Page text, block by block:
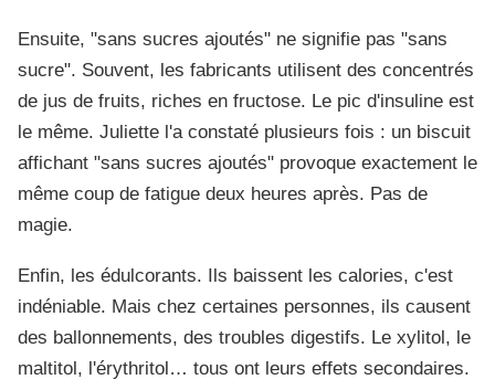
Ensuite, "sans sucres ajoutés" ne signifie pas "sans
sucre". Souvent, les fabricants utilisent des concentrés
de jus de fruits, riches en fructose. Le pic d'insuline est
le même. Juliette l'a constaté plusieurs fois : un biscuit
affichant "sans sucres ajoutés" provoque exactement le
même coup de fatigue deux heures après. Pas de
magie.
Enfin, les édulcorants. Ils baissent les calories, c'est
indéniable. Mais chez certaines personnes, ils causent
des ballonnements, des troubles digestifs. Le xylitol, le
maltitol, l'érythritol… tous ont leurs effets secondaires.